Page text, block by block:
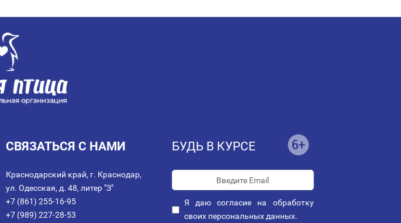
СВЯЗАТЬСЯ С НАМИ
Краснодарский край, г. Краснодар,
ул. Одесская, д. 48, литер "З"
+7 (861) 255-16-95
+7 (989) 227-28-53
БУДЬ В КУРСЕ
Я даюсогласие на обработку
своих персональных данных.